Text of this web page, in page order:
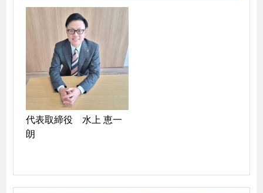
代表取締役　水上 恵一
朗